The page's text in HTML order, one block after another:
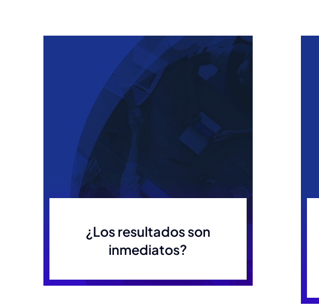
¿Los resultados son
inmediatos?